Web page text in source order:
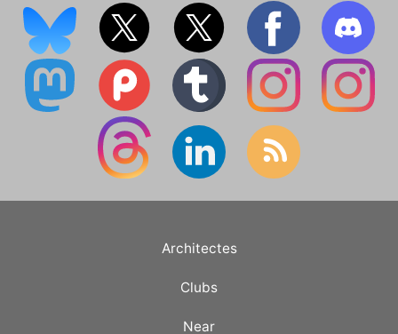
Architectes
Clubs
Near